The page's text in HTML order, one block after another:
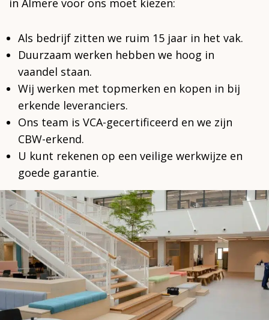
in Almere voor ons moet kiezen:
Als bedrijf zitten we ruim 15 jaar in het vak.
Duurzaam werken hebben we hoog in
vaandel staan.
Wij werken met topmerken en kopen in bij
erkende leveranciers.
Ons team is VCA-gecertificeerd en we zijn
CBW-erkend.
U kunt rekenen op een veilige werkwijze en
goede garantie.